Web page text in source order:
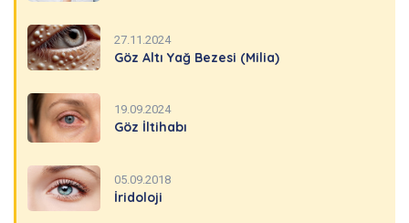
27.11.2024
Göz Altı Yağ Bezesi (Milia)
19.09.2024
Göz İltihabı
05.09.2018
İridoloji